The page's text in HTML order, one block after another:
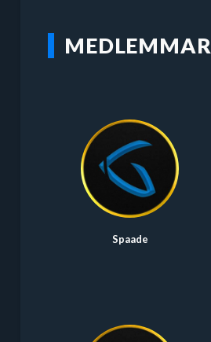
MEDLEMMAR
Spaade